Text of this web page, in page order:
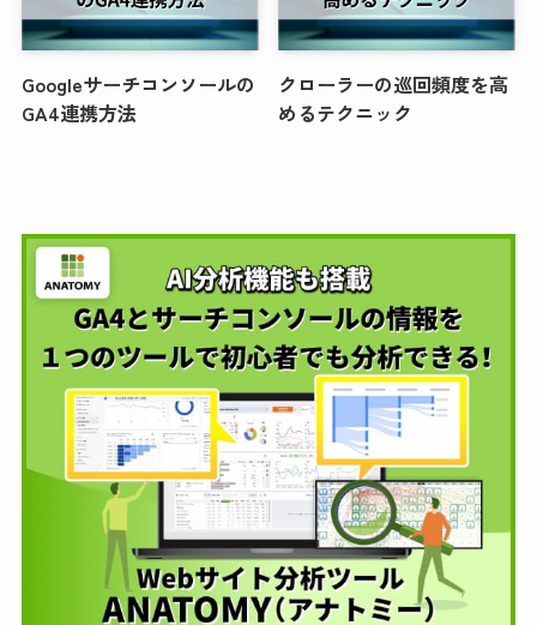
Googleサーチコンソールの
GA4連携方法
クローラーの巡回頻度を高
めるテクニック